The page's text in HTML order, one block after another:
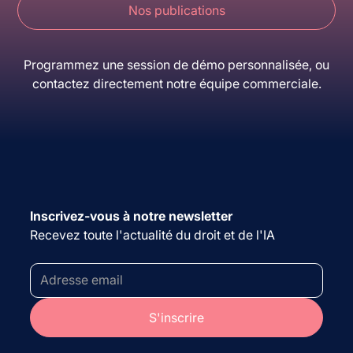
Nos publications
Programmez une session de démo personnalisée, ou
contactez directement notre équipe commerciale.
Inscrivez-vous à notre newsletter
Recevez toute l'actualité du droit et de l'IA